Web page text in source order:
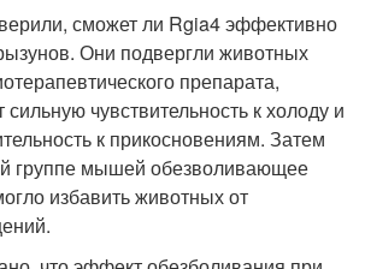
сможет ли Rgia4 эффективно
Они подвергли животных
препарата,
чувствительность к холоду и
к прикосновениям. Затем
группе мышей обезволивающее
избавить животных от